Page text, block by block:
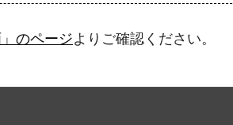
のページよりご確認ください。